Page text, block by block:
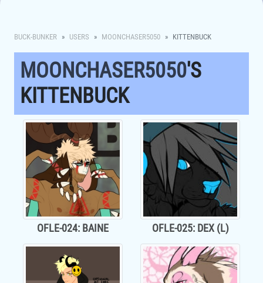
BUCK-BUNKER USERS MOONCHASER5050 KITTENBUCK
MOONCHASER5050'S
KITTENBUCK
OFLE-024: BAINE OFLE-025: DEX (L)